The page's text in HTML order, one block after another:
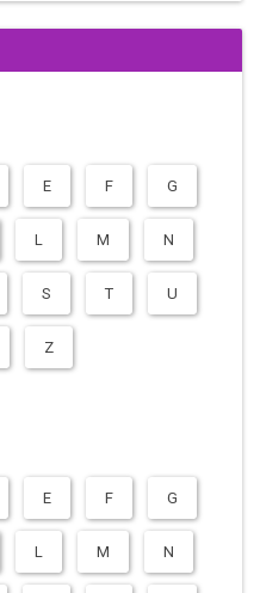
E F G
L M N
S T U
Z
E F G
L M N